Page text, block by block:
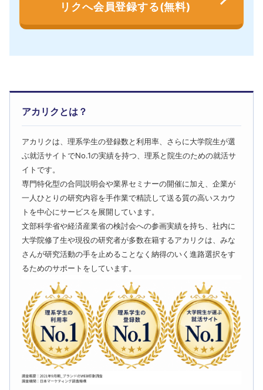
リクへ会員登録する(無料)
アカリクとは？
アカリクは、理系学生の登録数と利用率、さらに大学院生が選
ぶ就活サイトでNo.1の実績を持つ、理系と院生のための就活サ
イトです。
専門特化型の合同説明会や業界セミナーの開催に加え、企業が
一人ひとりの研究内容を手作業で精読して送る質の高いスカウ
トを中心にサービスを展開しています。
文部科学省や経済産業省の検討会への参画実績を持ち、社内に
大学院修了生や現役の研究者が多数在籍するアカリクは、みな
さんが研究活動の手を止めることなく納得のいく進路選択をす
るためのサポートをしています。